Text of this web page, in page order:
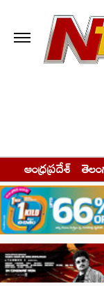
ఆంధ్రప్రదేశ్